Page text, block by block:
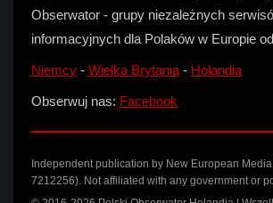
Obserwator - grupy niezależnych
informacyjnych dla Polaków w Europie
Niemcy - Wielka Brytania - Holandia
Obserwuj nas: Facebook
Independent publication by New European
7212256). Not affiliated with any government or